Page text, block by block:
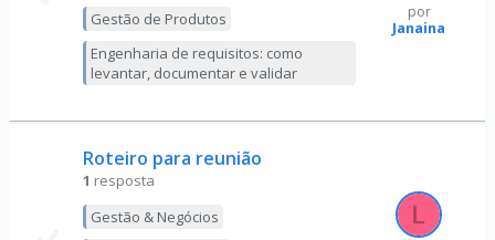
Gestão de Produtos
Engenharia de requisitos: como
levantar, documentar e validar
por
Janaina
Roteiro para reunião
1 resposta
Gestão & Negócios